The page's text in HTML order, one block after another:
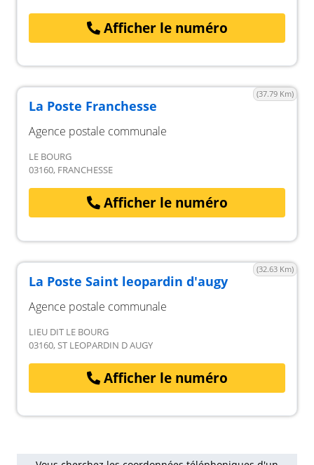
Afficher le numéro
(37.79 Km)
La Poste Franchesse
Agence postale communale
LE BOURG
03160, FRANCHESSE
Afficher le numéro
(32.63 Km)
La Poste Saint leopardin d'augy
Agence postale communale
LIEU DIT LE BOURG
03160, ST LEOPARDIN D AUGY
Afficher le numéro